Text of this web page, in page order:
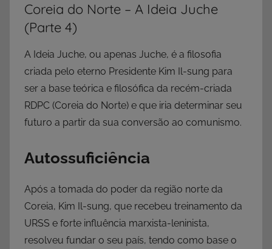
Coreia do Norte – A Ideia Juche
(Parte 4)
A Ideia Juche, ou apenas Juche, é a filosofia
criada pelo eterno Presidente Kim Il-sung para
ser a base teórica e filosófica da recém-criada
RDPC (Coreia do Norte) e que iria determinar seu
futuro a partir da sua conversão ao comunismo.
Autossuficiência
Após a tomada do poder da região norte da
Coreia, Kim Il-sung, que recebeu treinamento da
URSS e forte influência marxista-leninista,
resolveu fundar o seu país, tendo como base o